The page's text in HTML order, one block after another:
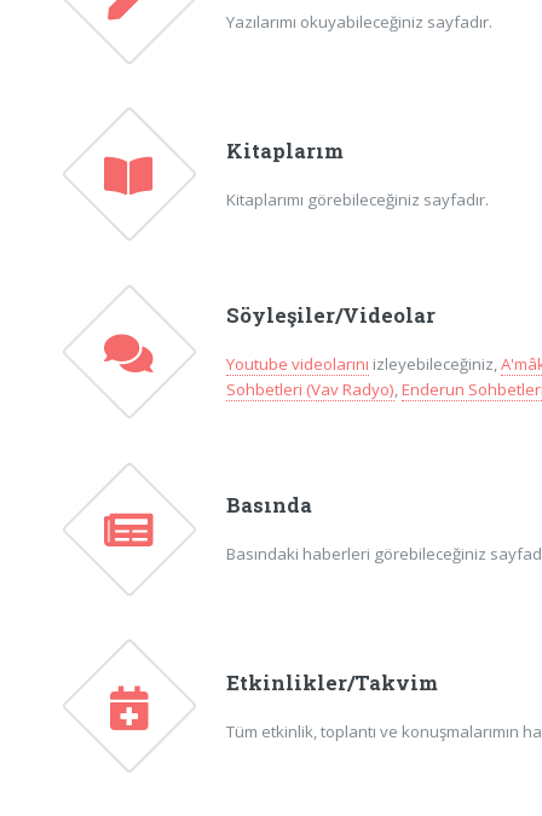
Yazılarımı okuyabileceğiniz sayfadır.
Kitaplarım
Kitaplarımı görebileceğiniz sayfadır.
Söyleşiler/Videolar
Youtube videolarını izleyebileceğiniz,
Sohbetleri (Vav Radyo),Enderun
Basında
Basındaki haberleri görebileceğiniz
Etkinlikler/Takvim
Tüm etkinlik, toplantı ve konuşmalarımın